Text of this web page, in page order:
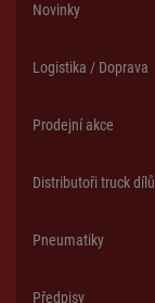
Novinky
Logistika / Doprava
Prodejní akce
Distributoři truck dílů
Pneumatiky
Předpisy